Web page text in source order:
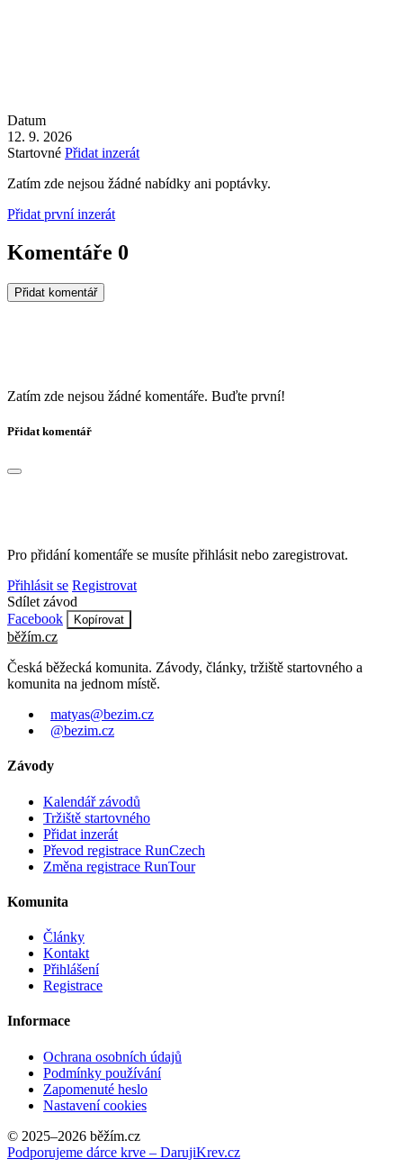
Datum
12. 9. 2026
Startovné Přidat inzerát
Zatím zde nejsou žádné nabídky ani poptávky.
Přidat první inzerát
Komentáře 0
Přidat komentář
Zatím zde nejsou žádné komentáře. Buďte první!
Přidat komentář
Pro přidání komentáře se musíte přihlásit nebo zaregistrovat.
Přihlásit se Registrovat
Sdílet závod
Facebook
Kopírovat
běžím.cz
Česká běžecká komunita. Závody, články, tržiště startovného a
komunita na jednom místě.
matyas@bezim.cz
@bezim.cz
Závody
Kalendář závodů
Tržiště startovného
Přidat inzerát
Převod registrace RunCzech
Změna registrace RunTour
Komunita
Články
Kontakt
Přihlášení
Registrace
Informace
Ochrana osobních údajů
Podmínky používání
Zapomenuté heslo
Nastavení cookies
© 2025–2026 běžím.cz
Podporujeme dárce krve – DarujiKrev.cz